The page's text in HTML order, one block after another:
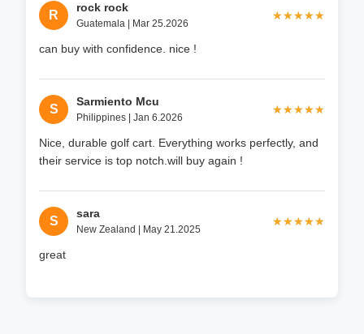
R
rock rock
Guatemala | Mar 25.2026
★★★★★
★★★★★
can buy with confidence. nice !
S
Sarmiento Mcu
Philippines | Jan 6.2026
★★★★★
★★★★★
Nice, durable golf cart. Everything works perfectly, and
their service is top notch.will buy again !
S
sara
New Zealand | May 21.2025
★★★★★
★★★★★
great